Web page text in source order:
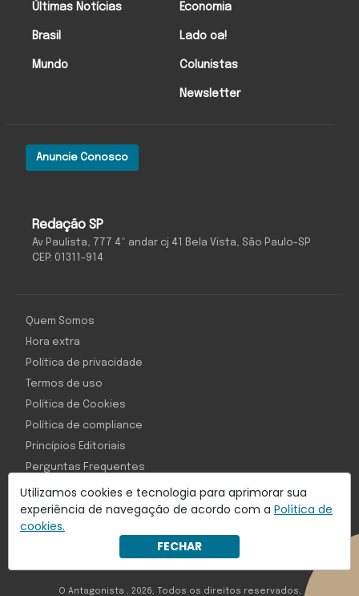
Utilizamos cookies e tecnologia para aprimorar sua
experiência de navegação de acordo com a Política de
cookies.
FECHAR
Redação SP
Av Paulista, 777 4º andar cj 41 Bela Vista, São Paulo-SP
CEP: 01311-914
Anuncie Conosco
Últimas Notícias
Brasil
Mundo
Economia
Lado oa!
Colunistas
Newsletter
Com inteligência e tecnologia:
Object1ve - Marketing Solution
Quem Somos
Hora extra
Política de privacidade
Termos de uso
Política de Cookies
Política de compliance
Princípios Editoriais
Perguntas Frequentes
O Antagonista , 2026, Todos os direitos reservados,